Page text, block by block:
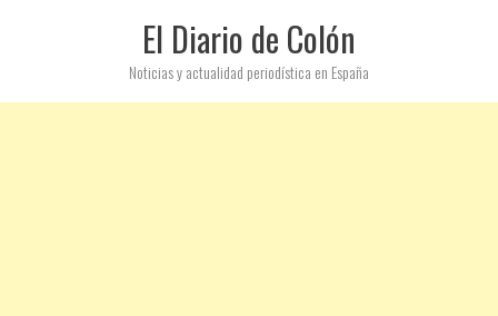
El Diario de Colón
Noticias y actualidad periodística en España